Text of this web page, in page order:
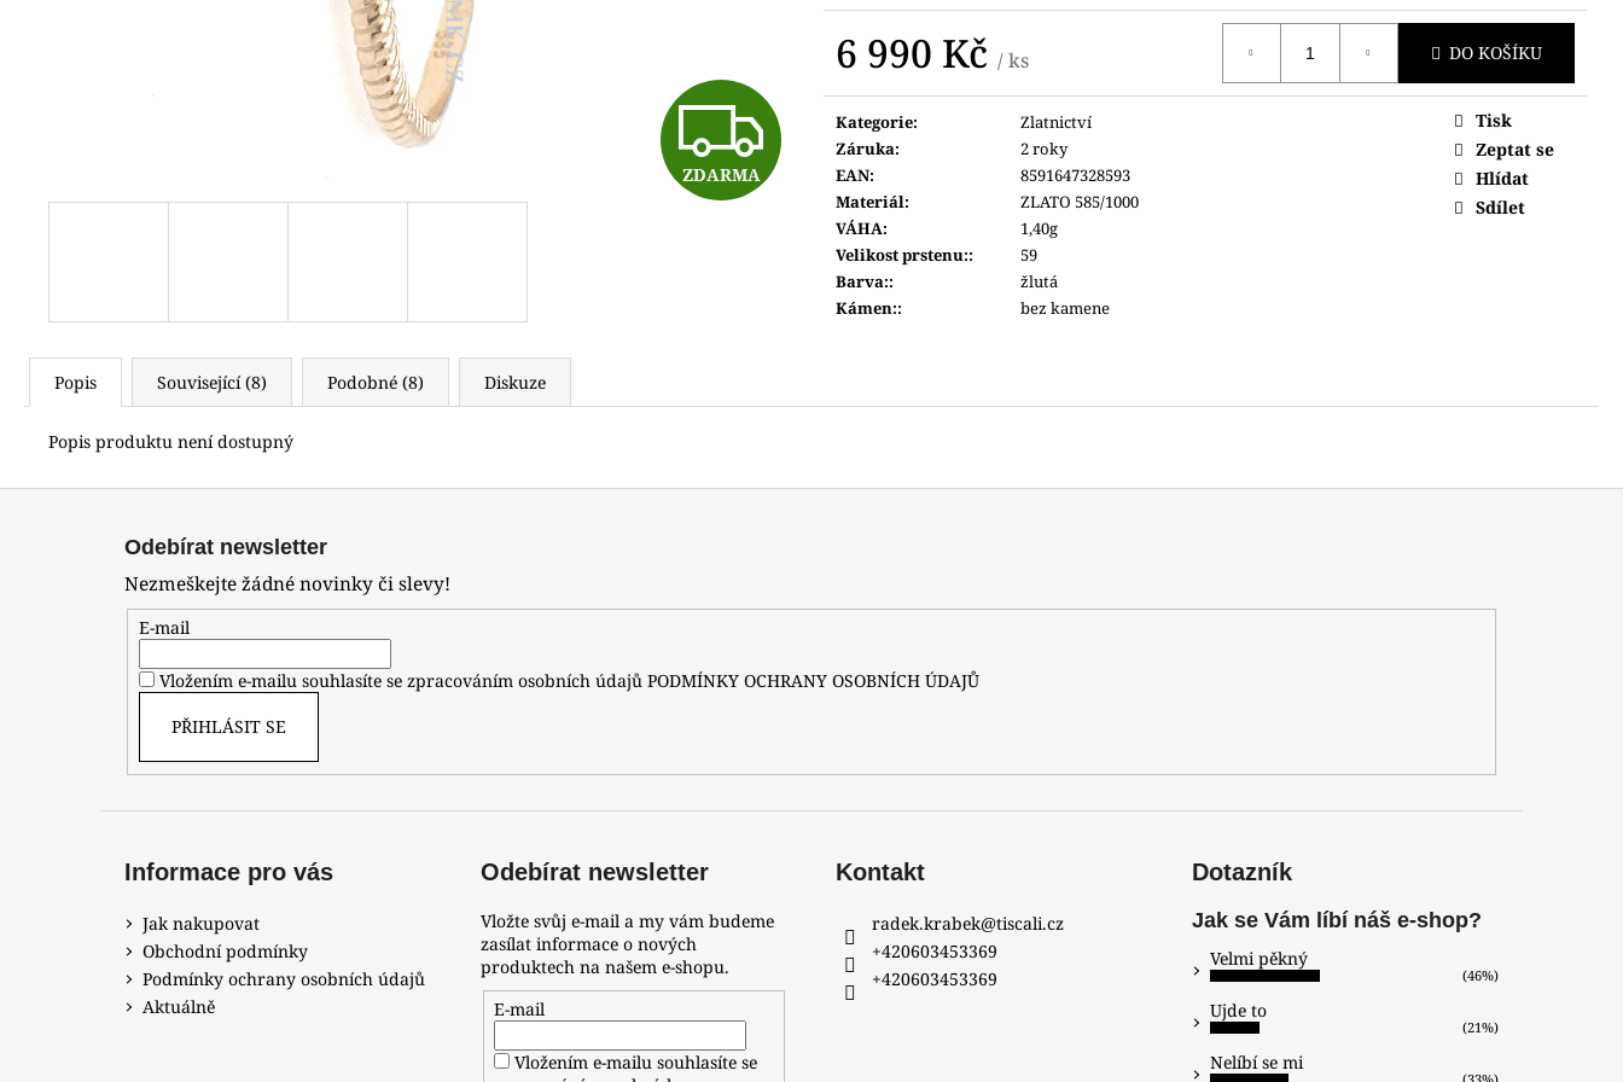
6 990 Kč / ks DO KOŠÍKU
Kategorie:
Zlatnictví
Záruka:
2 roky
EAN:
8591647328593
Materiál:
ZLATO 585/1000
VÁHA:
1,40g
Velikost prstenu::
59
Barva::
žlutá
Kámen:: bez kamene
Tisk
Zeptat se
Hlídat
Sdílet
Z
D
R
M
ZDARMA
Popis Související (8) Podobné (8) Diskuze
Popis produktu není dostupný
6 600 Kč
Odebírat newsletter
Nezmeškejte žádné novinky či slevy!
E-mail
Vložením e-mailu souhlasíte se zpracováním osobních údajů PODMÍNKY OCHRANY OSOBNÍCH ÚDAJŮ
PŘIHLÁSIT SE
Informace pro vás
Jak nakupovat
Obchodní podmínky
Podmínky ochrany osobních údajů
Aktuálně
Odebírat newsletter
Vložte svůj e-mail a my vám budeme
zasílat informace o nových
produktech na našem e-shopu.
E-mail
Vložením e-mailu souhlasíte se
Kontakt
radek.krabek@tiscali.cz
+420603453369
+420603453369
Dotazník
Jak se Vám líbí náš e-shop?
Velmi pěkný
(46%)
Ujde to
(21%)
Nelíbí se mi